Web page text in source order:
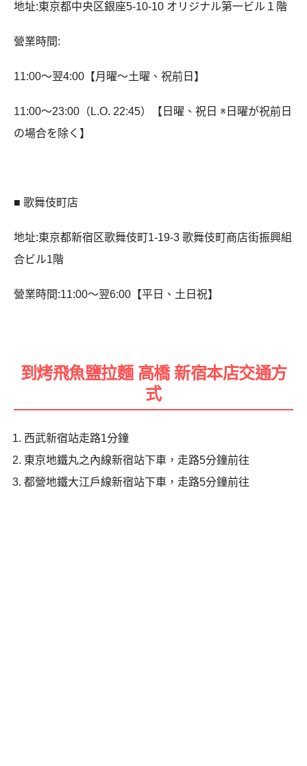
地址:東京都中央区銀座5-10-10 オリジナル第一ビル１階
營業時間:
11:00〜翌4:00【月曜～土曜、祝前日】
11:00〜23:00（L.O. 22:45）【日曜、祝日 ※日曜が祝前日
の場合を除く】
■ 歌舞伎町店
地址:東京都新宿区歌舞伎町1-19-3 歌舞伎町商店街振興組
合ビル1階
營業時間:11:00〜翌6:00【平日、土日祝】
到烤飛魚鹽拉麵 高橋 新宿本店交通方
式
西武新宿站走路1分鐘
東京地鐵丸之內線新宿站下車，走路5分鐘前往
都營地鐵大江戶線新宿站下車，走路5分鐘前往